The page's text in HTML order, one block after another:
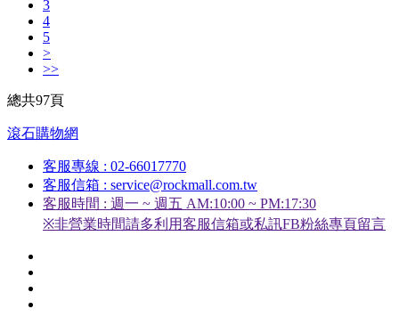
3
4
5
>
>>
總共97頁
滾石購物網
客服專線 : 02-66017770
客服信箱 : service@rockmall.com.tw
客服時間 : 週一 ~ 週五 AM:10:00 ~ PM:17:30
※非營業時間請多利用客服信箱或私訊FB粉絲專頁留言